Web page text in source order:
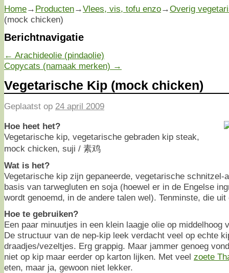
Home→ Producten→Vlees, vis, tofu enzo→Overig
(mock chicken)
Berichtnavigatie
← Arachideolie (pindaolie)
Copycats (namaak merken) →
Vegetarische Kip (mock chicken)
Geplaatst op 24 april 2009
Hoe heet het?
Vegetarische kip, vegetarische gebraden kip steak,
mock chicken, suji / 素鸡
Wat is het?
Vegetarische kip zijn gepaneerde, vegetarische schnitzel-
basis van tarwegluten en soja (hoewel er in de Engelse
wordt genoemd, in de andere talen wel). Tenminste, die uit
Hoe te gebruiken?
Een paar minuutjes in een klein laagje olie op middelhoog
De structuur van de nep-kip leek verdacht veel op echte
draadjes/vezeltjes. Erg grappig. Maar jammer genoeg
niet op kip maar eerder op karton lijken. Met veel zoete
eten, maar ja, gewoon niet lekker.